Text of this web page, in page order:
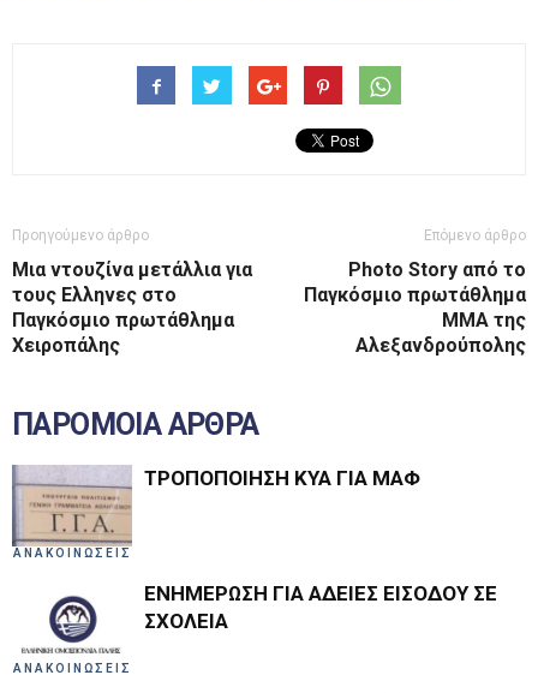
Προηγούμενο άρθρο
Μια ντουζίνα μετάλλια για
τους Ελληνες στο
Παγκόσμιο πρωτάθλημα
Χειροπάλης
Επόμενο άρθρο
Photo Story από το
Παγκόσμιο πρωτάθλημα
ΜΜΑ της
Αλεξανδρούπολης
ΠΑΡΟΜΟΙΑ ΑΡΘΡΑ
ΑΝΑΚΟΙΝΩΣΕΙΣ
ΤΡΟΠΟΠΟΙΗΣΗ ΚΥΑ ΓΙΑ ΜΑΦ
ΑΝΑΚΟΙΝΩΣΕΙΣ
ΕΝΗΜΕΡΩΣΗ ΓΙΑ ΑΔΕΙΕΣ ΕΙΣΟΔΟΥ ΣΕ
ΣΧΟΛΕΙΑ